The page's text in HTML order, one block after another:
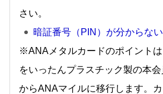
さい。
暗証番号（PIN）が分からない
※ANAメタルカードのポイントは
をいったんプラスチック製の本
からANAマイルに移行します。